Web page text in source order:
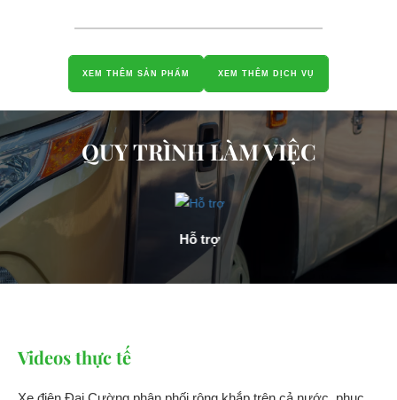
XEM THÊM SẢN PHẨM XEM THÊM DỊCH VỤ
QUY TRÌNH LÀM VIỆC
Hỗ trợ
Videos thực tế